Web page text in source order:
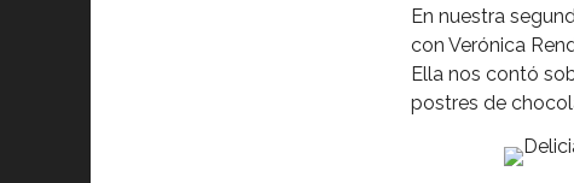
En nuestra
con Verónica
Ella nos contó
postres de